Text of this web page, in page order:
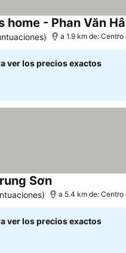
home - Phan Văn
a 1.9 km de:
ver los precios exactos
Sơn
a 5.4 km de:
ver los precios exactos